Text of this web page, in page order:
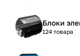
Блоки
124 товара